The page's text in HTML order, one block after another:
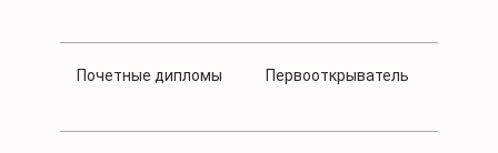
Почетные дипломы Первооткрыватель